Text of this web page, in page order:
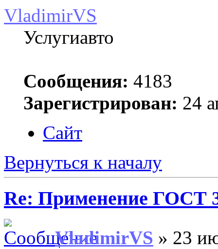
VladimirVS
Услугиавто
Сообщения: 4183
Зарегистрирован: 24
Сайт
Вернуться к началу
Re: Применение ГОСТ
VladimirVS » 23